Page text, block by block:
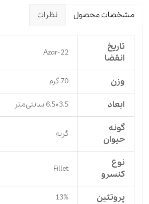
مشخصات محصول نظرات
تاریخ
انقضا
Azar-22
وزن 70 گرم
ابعاد 3.5×6.5 سانتی‌متر
گونه
حیوان
گربه
نوع
کنسرو
Fillet
پروتئین 13%